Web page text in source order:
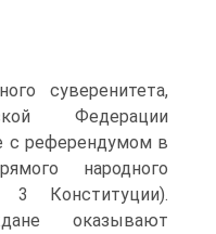
суверенитета,
Федерации
с референдумом в
народного
3 Конституции).
оказывают